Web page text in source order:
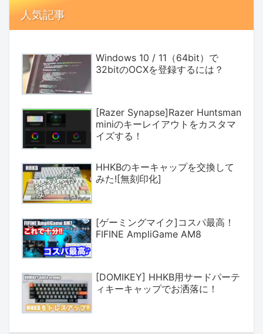
人気記事
Windows 10 / 11（64bit）で
32bitのOCXを登録するには？
[Razer Synapse]Razer Huntsman
miniのキーレイアウトをカスタマ
イズする！
HHKBのキーキャップを交換して
みた![無刻印化]
[ゲーミングマイク]コスパ最高！
FIFINE AmpliGame AM8
[DOMIKEY] HHKB用サードパーテ
ィキーキャップでお洒落に！